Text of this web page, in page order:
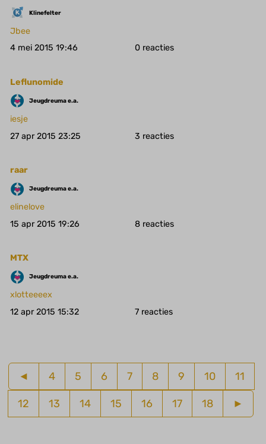
Klinefelter
Jbee
4 mei 2015 19:46
0
Jeugdreuma e.a.
Leflunomide
iesje
27 apr 2015 23:25
3
Jeugdreuma e.a.
raar
elinelove
15 apr 2015 19:26
8
Jeugdreuma e.a.
MTX
xlotteeeex
12 apr 2015 15:32
7
◄ 4 5 6 7 8 9 10 11
12 13 14 15 16 17 18 ►